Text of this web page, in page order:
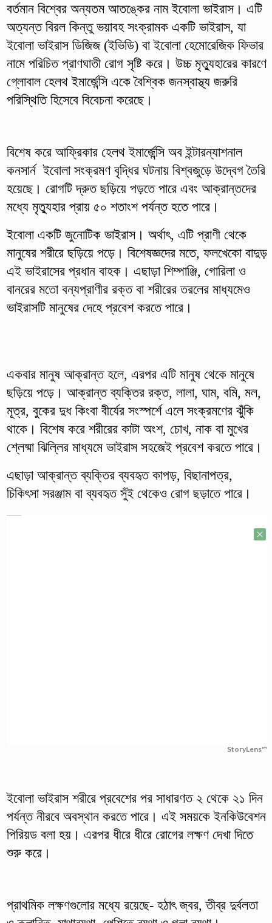
বর্তমান বিশ্বের অন্যতম আতঙ্কের নাম ইবোলা ভাইরাস। এটি
অত্যন্ত বিরল কিন্তু ভয়াবহ সংক্রামক একটি ভাইরাস, যা
ইবোলা ভাইরাস ডিজিজ (ইভিডি) বা ইবোলা হেমোরেজিক ফিভার
নামে পরিচিত প্রাণঘাতী রোগ সৃষ্টি করে। উচ্চ মৃত্যুহারের কারণে
গ্লোবাল হেলথ ইমার্জেন্সি একে বৈশ্বিক জনস্বাস্থ্য জরুরি
পরিস্থিতি হিসেবে বিবেচনা করেছে।
বিশেষ করে আফ্রিকার হেলথ ইমার্জেন্সি অব ইন্টারন্যাশনাল
কনসার্ন ইবোলা সংক্রমণ বৃদ্ধির ঘটনায় বিশ্বজুড়ে উদ্বেগ তৈরি
হয়েছে। রোগটি দ্রুত ছড়িয়ে পড়তে পারে এবং আক্রান্তদের
মধ্যে মৃত্যুহার প্রায় ৫০ শতাংশ পর্যন্ত হতে পারে।
ইবোলা একটি জুনোটিক ভাইরাস। অর্থাৎ, এটি প্রাণী থেকে
মানুষের শরীরে ছড়িয়ে পড়ে। বিশেষজ্ঞদের মতে, ফলখেকো বাদুড়
এই ভাইরাসের প্রধান বাহক। এছাড়া শিম্পাঞ্জি, গোরিলা ও
বানরের মতো বন্যপ্রাণীর রক্ত বা শরীরের তরলের মাধ্যমেও
ভাইরাসটি মানুষের দেহে প্রবেশ করতে পারে।
একবার মানুষ আক্রান্ত হলে, এরপর এটি মানুষ থেকে মানুষে
ছড়িয়ে পড়ে। আক্রান্ত ব্যক্তির রক্ত, লালা, ঘাম, বমি, মল,
মূত্র, বুকের দুধ কিংবা বীর্যের সংস্পর্শে এলে সংক্রমণের ঝুঁকি
থাকে। বিশেষ করে শরীরের কাটা অংশ, চোখ, নাক বা মুখের
শ্লেষ্মা ঝিল্লির মাধ্যমে ভাইরাস সহজেই প্রবেশ করতে পারে।
এছাড়া আক্রান্ত ব্যক্তির ব্যবহৃত কাপড়, বিছানাপত্র,
চিকিৎসা সরঞ্জাম বা ব্যবহৃত সুঁই থেকেও রোগ ছড়াতে পারে।
StoryLens™
ইবোলা ভাইরাস শরীরে প্রবেশের পর সাধারণত ২ থেকে ২১ দিন
পর্যন্ত নীরবে অবস্থান করতে পারে। এই সময়কে ইনকিউবেশন
পিরিয়ড বলা হয়। এরপর ধীরে ধীরে রোগের লক্ষণ দেখা দিতে
শুরু করে।
প্রাথমিক লক্ষণগুলোর মধ্যে রয়েছে- হঠাৎ জ্বর, তীব্র দুর্বলতা